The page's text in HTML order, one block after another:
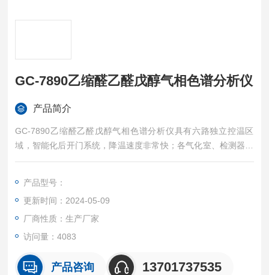
GC-7890乙缩醛乙醛戊醇气相色谱分析仪
产品简介
GC-7890乙缩醛乙醛戊醇气相色谱分析仪具有六路独立控温区
域，智能化后开门系统，降温速度非常快；各气化室、检测器及
放大器均采用模块化设计，安装更换非常方便；配有单独完整的
产品型号：
更新时间：2024-05-09
厂商性质：生产厂家
访问量：4083
产品咨询 13701737535